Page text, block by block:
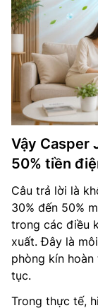
Vậy Casper
50% tiền
Câu trả lời là
30% đến 50%
trong các điều
xuất. Đây là
phòng kín
tục.
Trong thực tế,